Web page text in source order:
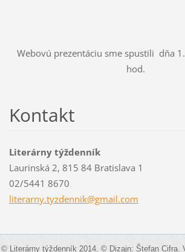
Webovú prezentáciu sme spustili dňa
hod.
Kontakt
Literárny týždenník
Laurinská 2, 815 84 Bratislava 1
02/5441 8670
literarny.tyzdennik@gmail.com
© Literárny týždenník 2014. © Dizajn: Štefan Cifra.